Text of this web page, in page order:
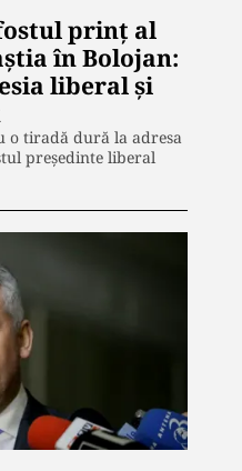
prinț al
în Bolojan:
liberal și
o tiradă dură la adresa
președinte liberal